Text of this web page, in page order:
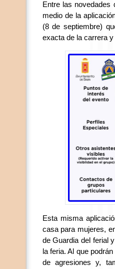
Entre las novedades
medio de la
(8 de septiembre)
exacta de la carrera y
Esta misma
casa para mujeres,
de Guardia del ferial
la feria. Al que
de agresiones y,